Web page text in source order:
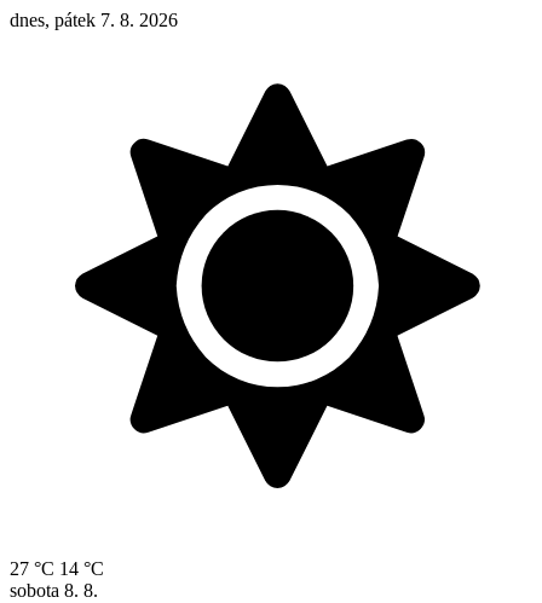
dnes, pátek 7. 8. 2026
27 °C 14 °C
sobota 8. 8.